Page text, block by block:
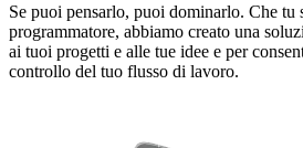
Se puoi pensarlo, puoi dominarlo. Che tu
programmatore, abbiamo creato una
ai tuoi progetti e alle tue idee e per
controllo del tuo flusso di lavoro.